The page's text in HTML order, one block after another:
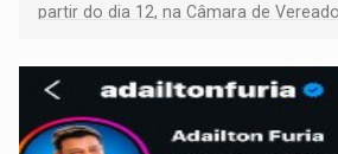
partir do dia 12, na Câmara de